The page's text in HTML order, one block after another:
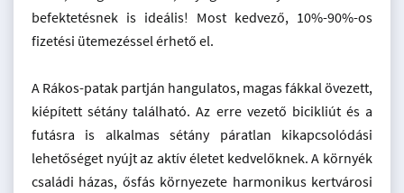
befektetésnek is ideális! Most kedvező, 10%-90%-os
fizetési ütemezéssel érhető el.
A Rákos-patak partján hangulatos, magas fákkal övezett,
kiépített sétány található. Az erre vezető bicikliút és a
futásra is alkalmas sétány páratlan kikapcsolódási
lehetőséget nyújt az aktív életet kedvelőknek. A környék
családi házas, ősfás környezete harmonikus kertvárosi